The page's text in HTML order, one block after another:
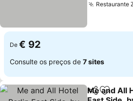
Restaurante
De € 92
Consulte os preços de 7 sites
Partilhar
Me and All